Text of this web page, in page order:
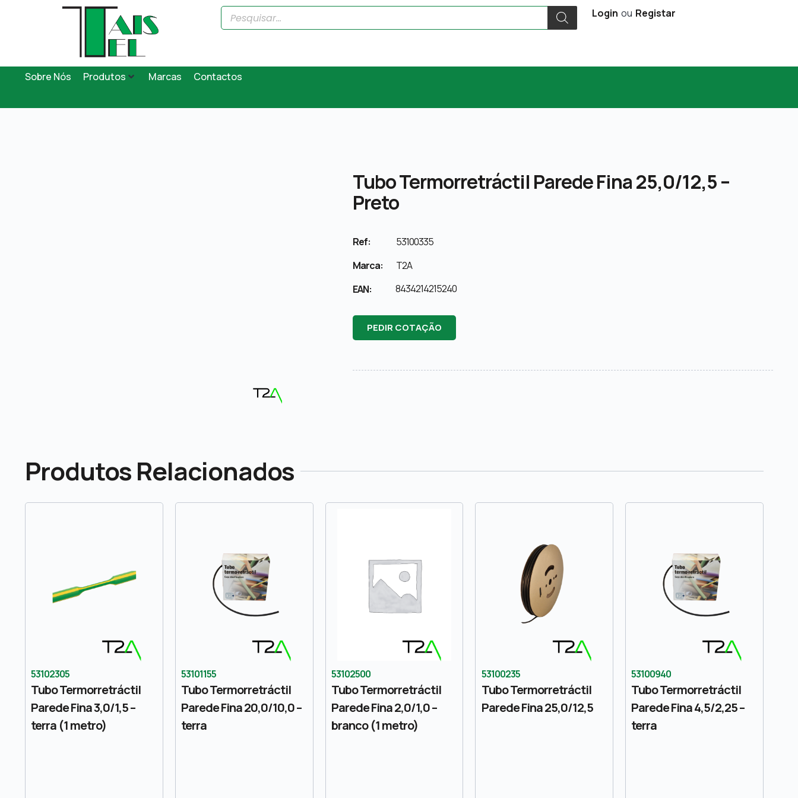
Login ou Registar
Sobre Nós Produtos Marcas Contactos
Tubo Termorretráctil Parede Fina 25,0/12,5 –
Preto
Ref:
53100335
Marca:
T2A
EAN:
8434214215240
PEDIR COTAÇÃO
Produtos Relacionados
53102305
Tubo Termorretráctil
Parede Fina 3,0/1,5 –
terra (1 metro)
53101155
Tubo Termorretráctil
Parede Fina 20,0/10,0 –
terra
53102500
Tubo Termorretráctil
Parede Fina 2,0/1,0 –
branco (1 metro)
53100235
Tubo Termorretráctil
Parede Fina 25,0/12,5
53100940
Tubo Termorretráctil
Parede Fina 4,5/2,25 –
terra